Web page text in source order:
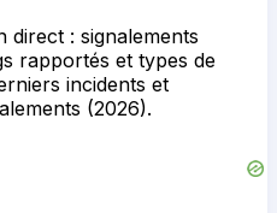
direct : signalements
rapportés et types de
incidents et
(2026).